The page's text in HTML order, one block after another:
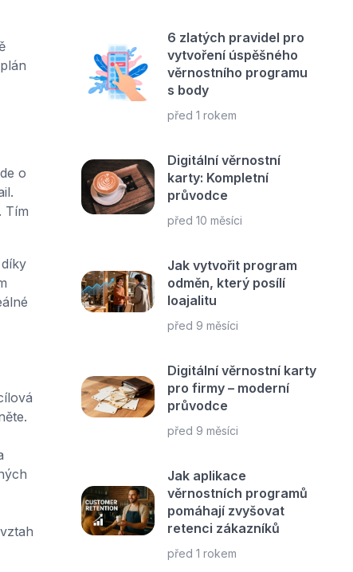
o
Tím
6 zlatých pravidel pro
vytvoření úspěšného
věrnostního programu
s body
před 1 rokem
Digitální věrnostní
karty: Kompletní
průvodce
před 10 měsíci
Jak vytvořit program
odměn, který posílí
loajalitu
před 9 měsíci
Digitální věrnostní karty
pro firmy – moderní
průvodce
před 9 měsíci
Jak aplikace
věrnostních programů
pomáhají zvyšovat
retenci zákazníků
před 1 rokem